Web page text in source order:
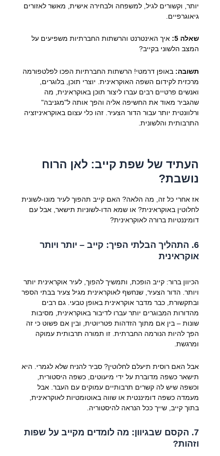
יותר, וקשורים לגיל, למשפחה ולבחירה אישית, מאשר לאזורים
גיאוגרפיים.
שאלה 5:
איך האינטרנט והרשתות החברתיות משפיעים על
המצב הלשוני בקייב?
תשובה: באופן דרמטי! הרשתות החברתיות הפכו לפלטפורמה
מרכזית לקידום השפה האוקראינית. יוצרי תוכן, בלוגרים,
ואנשים פרטיים רבים עברו ליצור תוכן באוקראינית, מה
שהגביר מאוד את החשיפה אליה והפך אותה ל"מגניבה"
ורלוונטית יותר עבור הדור הצעיר. זהו כלי עצום באוקראיניזציה
התרבותית והלשונית.
העתיד של שפת קייב: לאן הרוח
נושבת?
אז אחרי כל זה, מה הלאה? האם קייב תהפוך לעיר מונו-לשונית
לחלוטין באוקראינית? או שמא הדו-לשוניות תישאר, אבל עם
דומיננטיות ברורה לאוקראינית?
6. התהליך הבלתי הפיך: קייב – יותר ויותר
אוקראינית
הכיוון ברור: קייב הופכת, ותמשיך להפוך, לעיר אוקראינית יותר
ויותר. הדור הצעיר, שנחשף לאוקראינית מגיל צעיר בבתי הספר
ובתקשורת, כבר מדבר אוקראינית באופן טבעי. גם רבים
מהדורות המבוגרים יותר עברו לדיבור באוקראינית, מסיבות
שונות – בין אם מתוך הזדהות פטריוטית, ובין אם פשוט כי זה
הפך להיות הנורמה החברתית. זו תמורה תרבותית עמוקה
ומרגשת.
אבל האם רוסית תיעלם לחלוטין? סביר להניח שלא לגמרי. היא
תישאר כשפה מדוברת על ידי מיעוטים, כשפה היסטורית,
וכשפה שיש לה קשרים תרבותיים עמוקים עם העבר. אבל
מעמדה כשפה דומיננטית או שווה באוטומטיות לאוקראינית,
בתוך קייב, שייך ככל הנראה להיסטוריה.
7. הקסם שבגיוון: מה לומדים מקייב על שפות
וזהות?